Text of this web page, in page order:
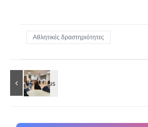
Αθλητικές δραστηριότητες